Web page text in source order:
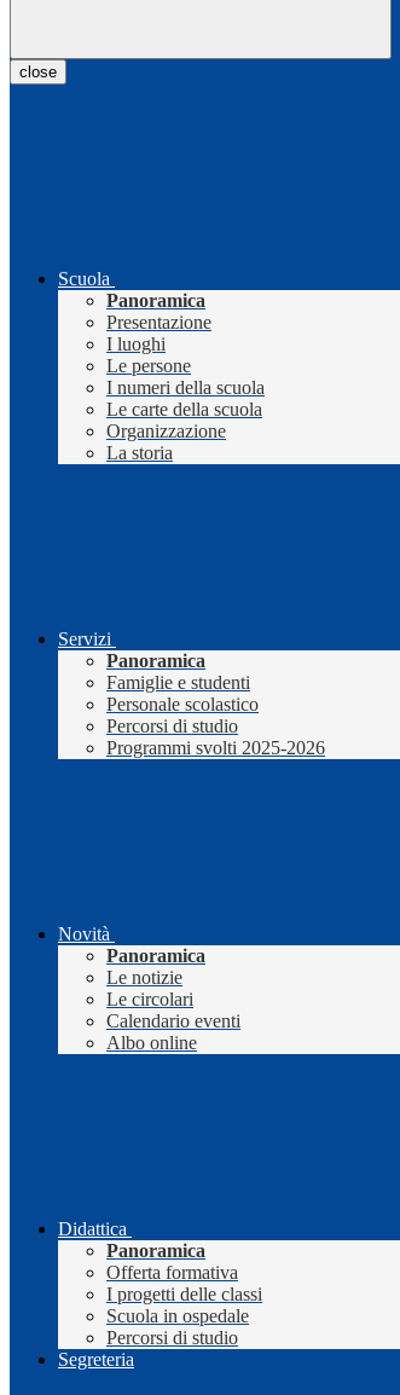
close
Scuola
Panoramica
Presentazione
I luoghi
Le persone
I numeri della scuola
Le carte della scuola
Organizzazione
La storia
Servizi
Panoramica
Famiglie e studenti
Personale scolastico
Percorsi di studio
Programmi svolti 2025-2026
Novità
Panoramica
Le notizie
Le circolari
Calendario eventi
Albo online
Didattica
Panoramica
Offerta formativa
I progetti delle classi
Scuola in ospedale
Percorsi di studio
Segreteria